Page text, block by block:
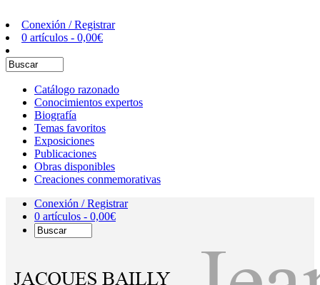
Conexión / Registrar
0 artículos - 0,00€
Catálogo razonado
Conocimientos expertos
Biografía
Temas favoritos
Exposiciones
Publicaciones
Obras disponibles
Creaciones conmemorativas
Conexión / Registrar
0 artículos - 0,00€